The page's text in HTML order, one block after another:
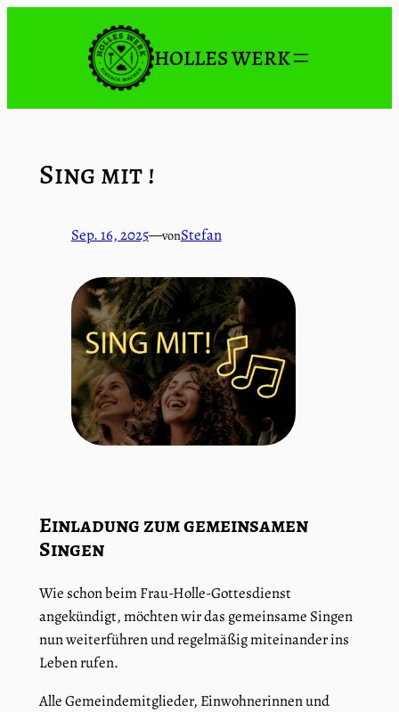
HOLLES WERK
Sing mit !
Sep. 16, 2025—vonStefan
Einladung zum gemeinsamen
Singen
Wie schon beim Frau-Holle-Gottesdienst
angekündigt, möchten wir das gemeinsame Singen
nun weiterführen und regelmäßig miteinander ins
Leben rufen.
Alle Gemeindemitglieder, Einwohnerinnen und